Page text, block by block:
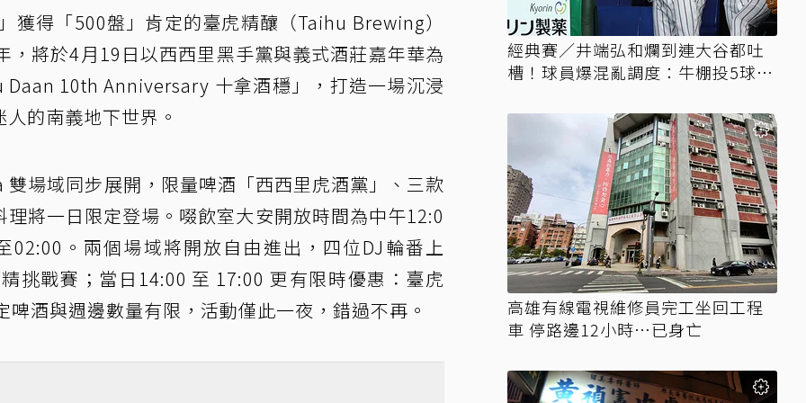
獲得「500盤」肯定的臺虎精釀（Taihu Brewing）
，將於4月19日以西西里黑手黨與義式酒莊嘉年華為
10th Anniversary 十拿酒穩」，打造一場沉浸
的南義地下世界。
場域同步展開，限量啤酒「西西里虎酒黨」、三款
將一日限定登場。啜飲室大安開放時間為中午12:0
02:00。兩個場域將開放自由進出，四位DJ輪番上
挑戰賽；當日14:00 至 17:00 更有限時優惠：臺虎
酒與週邊數量有限，活動僅此一夜，錯過不再。
經典賽／井端弘和爛到連大谷都吐
槽！球員爆混亂調度：牛棚投5球就
高雄有線電視維修員完工坐回工程
車 停路邊12小時…已身亡